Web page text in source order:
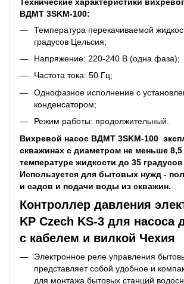
ВДМТ 3SKM-100:
Температура перекачиваемой
градусов Цельсия;
Напряжение: 220-240 В (одна фаза);
Частота тока: 50 Гц;
Однофазное исполнение с
конденсатором;
Режим работы: продолжительный.
Вихревой насос ВДМТ 3SKM-100
скважинах с диаметром не меньше
температуре жидкости до 35
Используется для бытовых нужд -
и садов и подачи воды из скважин.
Контроллер давления
KP Czech KS-3 для насоса
с кабелем и вилкой Чехия
Электронное реле управления
представляет собой удобное и
для монтажа бытовых станций